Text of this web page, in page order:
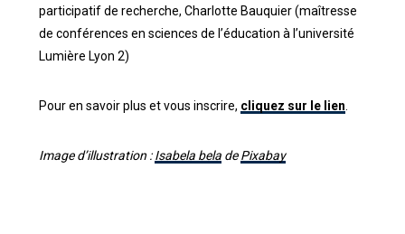
participatif de recherche, Charlotte Bauquier (maîtresse
de conférences en sciences de l’éducation à l’université
Lumière Lyon 2)
Pour en savoir plus et vous inscrire, cliquez sur le lien
Image d’illustration :Isabela beladePixabay